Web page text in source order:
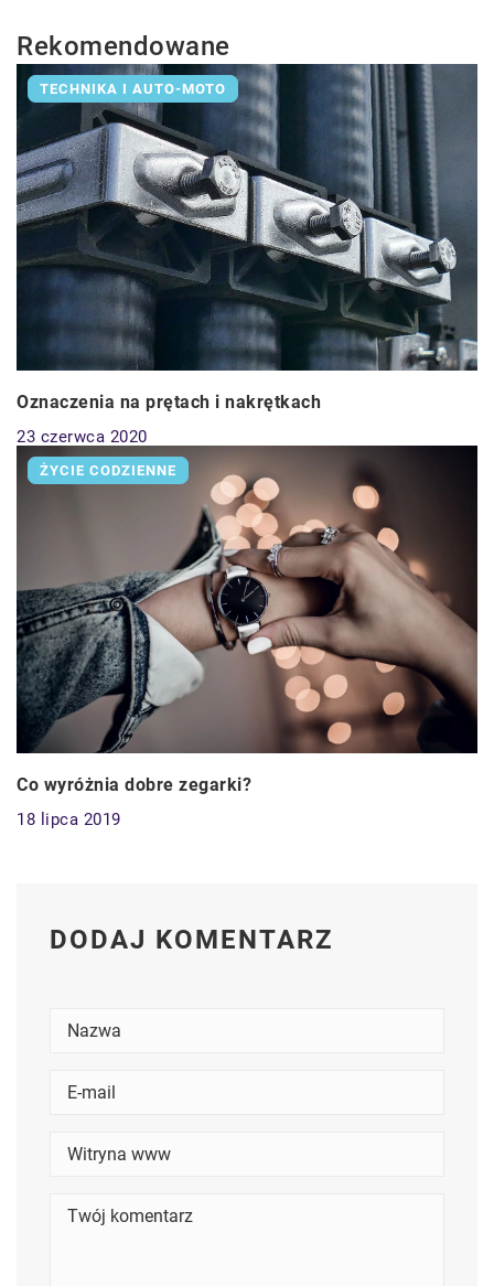
Rekomendowane
TECHNIKA I AUTO-MOTO
Oznaczenia na prętach i nakrętkach
23 czerwca 2020
ŻYCIE CODZIENNE
Co wyróżnia dobre zegarki?
18 lipca 2019
DODAJ KOMENTARZ